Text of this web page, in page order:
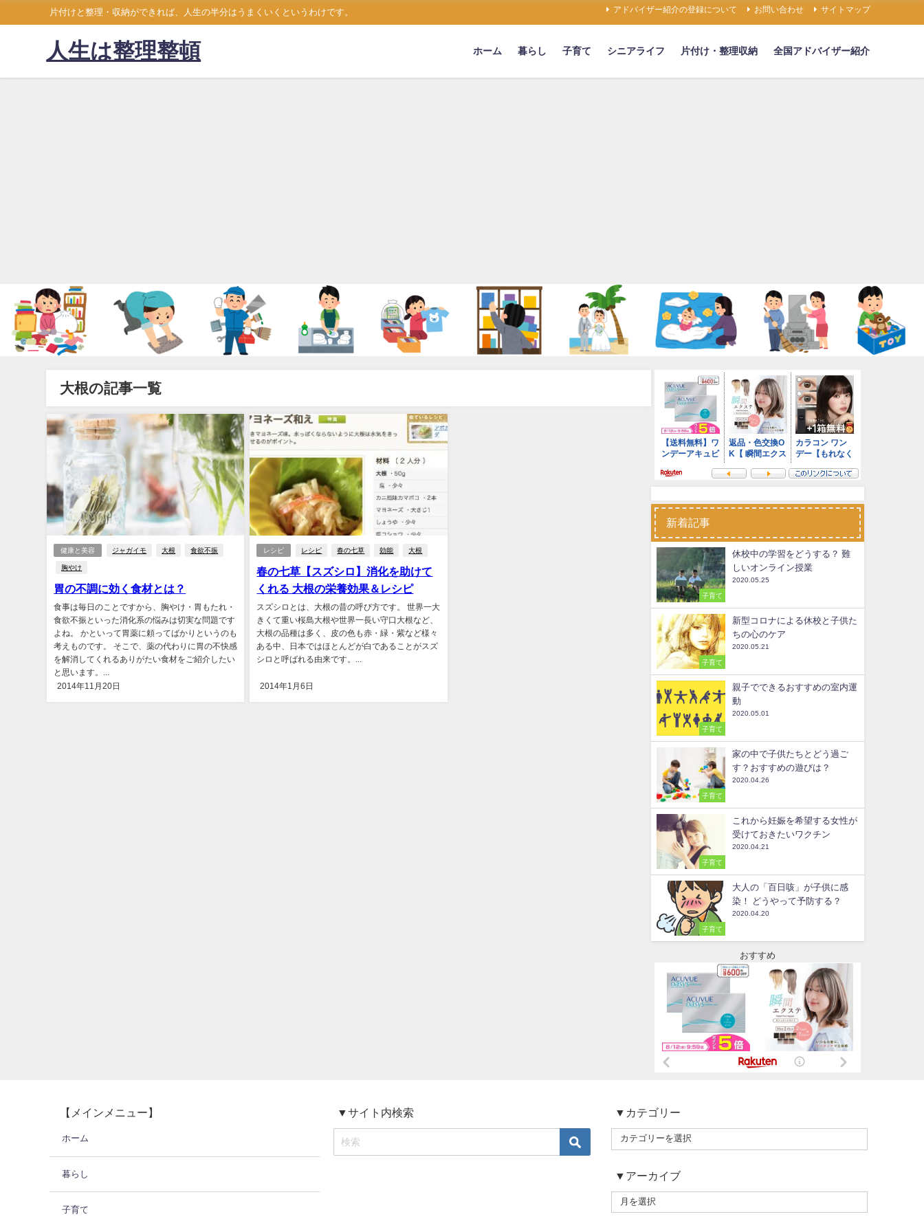
片付けと整理・収納ができれば、人生の半分はうまくいくというわけです。 アドバイザー紹介の登録について お問い合わせ サイトマップ
人生は整理整頓 ホーム 暮らし 子育て シニアライフ 片付け・整理収納 全国アドバイザー紹介
大根の記事一覧
健康と美容 ジャガイモ 大根 食欲不振
胸やけ
胃の不調に効く食材とは？
食事は毎日のことですから、胸やけ・胃もたれ・
食欲不振といった消化系の悩みは切実な問題です
よね。 かといって胃薬に頼ってばかりというのも
考えものです。 そこで、薬の代わりに胃の不快感
を解消してくれるありがたい食材をご紹介したい
と思います。...
2014年11月20日
レシピ レシピ 春の七草 効能 大根
春の七草【スズシロ】消化を助けて
くれる 大根の栄養効果＆レシピ
スズシロとは、大根の昔の呼び方です。 世界一大
きくて重い桜島大根や世界一長い守口大根など、
大根の品種は多く、皮の色も赤・緑・紫など様々
ある中、日本ではほとんどが白であることがスズ
シロと呼ばれる由来です。...
2014年1月6日
新着記事
子育て
休校中の学習をどうする？ 難
しいオンライン授業
2020.05.25
子育て
新型コロナによる休校と子供た
ちの心のケア
2020.05.21
子育て
親子でできるおすすめの室内運
動
2020.05.01
子育て
家の中で子供たちとどう過ご
す？おすすめの遊びは？
2020.04.26
子育て
これから妊娠を希望する女性が
受けておきたいワクチン
2020.04.21
子育て
大人の「百日咳」が子供に感
染！ どうやって予防する？
2020.04.20
おすすめ
【メインメニュー】
ホーム
暮らし
子育て
▼サイト内検索 ▼カテゴリー
▼アーカイブ